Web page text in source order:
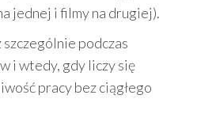
jednej i filmy na drugiej).
podczas
i wtedy, gdy liczy się
pracy bez ciągłego